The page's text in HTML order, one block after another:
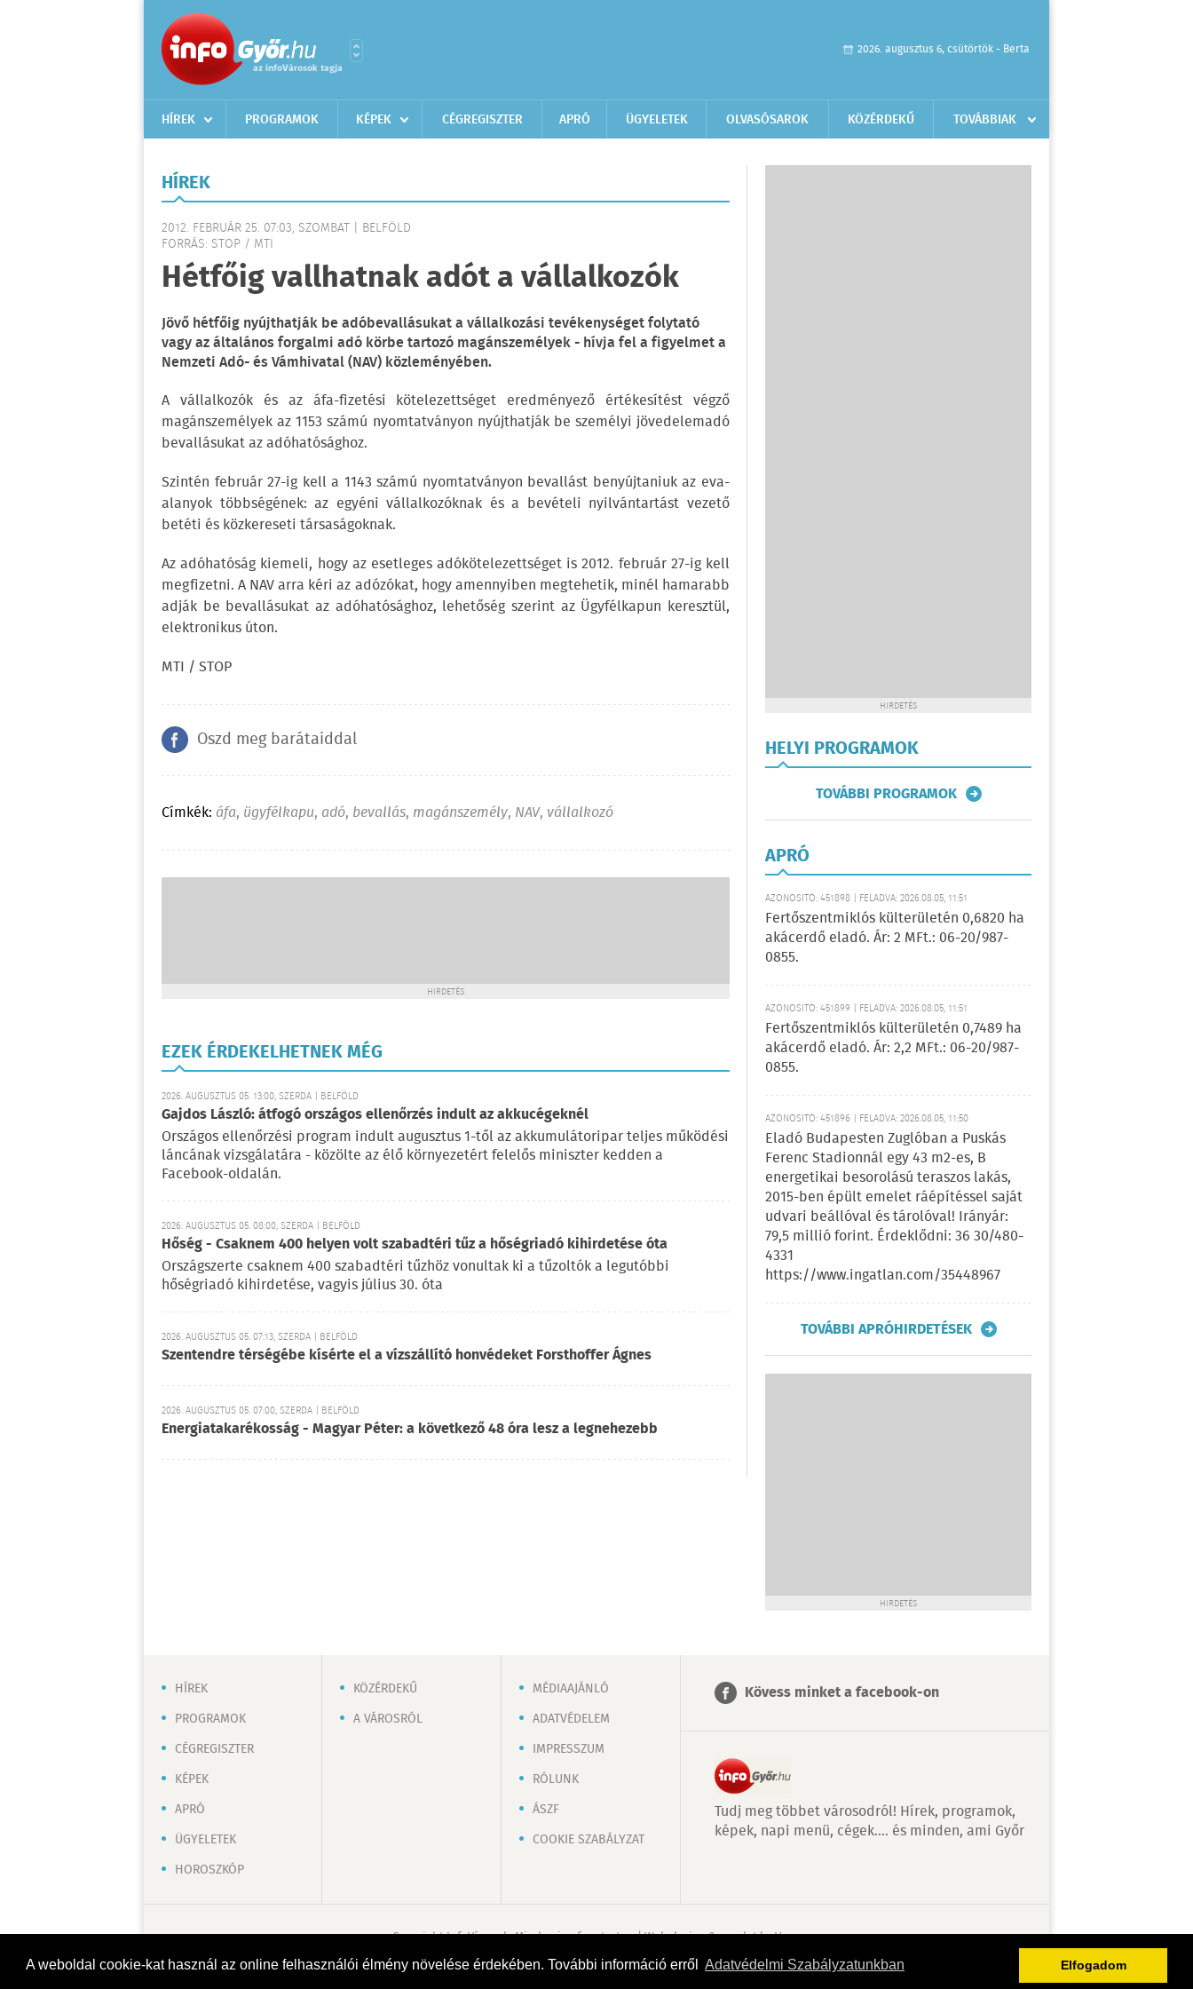
A weboldal cookie-kat használ az online felhasználói élmény növelése érdekében. További információ erről Adatvédelmi Szabályzatunkban Elfogadom
2026. augusztus 6, csütörtök - Berta
HÍREK PROGRAMOK KÉPEK CÉGREGISZTER APRÓ ÜGYELETEK OLVASÓSAROK KÖZÉRDEKŰ TOVÁBBIAK
HÍREK
2012. FEBRUÁR 25. 07:03, SZOMBAT | BELFÖLD
FORRÁS: STOP / MTI
Hétfőig vallhatnak adót a vállalkozók
Jövő hétfőig nyújthatják be adóbevallásukat a vállalkozási tevékenységet folytató
vagy az általános forgalmi adó körbe tartozó magánszemélyek - hívja fel a figyelmet a
Nemzeti Adó- és Vámhivatal (NAV) közleményében.
A vállalkozók és az áfa-fizetési kötelezettséget eredményező értékesítést végző
magánszemélyek az 1153 számú nyomtatványon nyújthatják be személyi jövedelemadó
bevallásukat az adóhatósághoz.
Szintén február 27-ig kell a 1143 számú nyomtatványon bevallást benyújtaniuk az eva-
alanyok többségének: az egyéni vállalkozóknak és a bevételi nyilvántartást vezető
betéti és közkereseti társaságoknak.
Az adóhatóság kiemeli, hogy az esetleges adókötelezettséget is 2012. február 27-ig kell
megfizetni. A NAV arra kéri az adózókat, hogy amennyiben megtehetik, minél hamarabb
adják be bevallásukat az adóhatósághoz, lehetőség szerint az Ügyfélkapun keresztül,
elektronikus úton.
MTI / STOP
Oszd meg barátaiddal
Címkék: áfa, ügyfélkapu, adó, bevallás, magánszemély, NAV, vállalkozó
HIRDETÉS
EZEK ÉRDEKELHETNEK MÉG
2026. AUGUSZTUS 05. 13:00, SZERDA | BELFÖLD
Gajdos László: átfogó országos ellenőrzés indult az akkucégeknél
Országos ellenőrzési program indult augusztus 1-től az akkumulátoripar teljes működési
láncának vizsgálatára - közölte az élő környezetért felelős miniszter kedden a
Facebook-oldalán.
2026. AUGUSZTUS 05. 08:00, SZERDA | BELFÖLD
Hőség - Csaknem 400 helyen volt szabadtéri tűz a hőségriadó kihirdetése óta
Országszerte csaknem 400 szabadtéri tűzhöz vonultak ki a tűzoltók a legutóbbi
hőségriadó kihirdetése, vagyis július 30. óta
2026. AUGUSZTUS 05. 07:13, SZERDA | BELFÖLD
Szentendre térségébe kísérte el a vízszállító honvédeket Forsthoffer Ágnes
2026. AUGUSZTUS 05. 07:00, SZERDA | BELFÖLD
Energiatakarékosság - Magyar Péter: a következő 48 óra lesz a legnehezebb
HIRDETÉS
HELYI PROGRAMOK
TOVÁBBI PROGRAMOK
APRÓ
AZONOSÍTÓ: 451898 | FELADVA: 2026.08.05, 11:51
Fertőszentmiklós külterületén 0,6820 ha
akácerdő eladó. Ár: 2 MFt.: 06-20/987-
0855.
AZONOSÍTÓ: 451899 | FELADVA: 2026.08.05, 11:51
Fertőszentmiklós külterületén 0,7489 ha
akácerdő eladó. Ár: 2,2 MFt.: 06-20/987-
0855.
AZONOSÍTÓ: 451896 | FELADVA: 2026.08.05, 11:50
Eladó Budapesten Zuglóban a Puskás
Ferenc Stadionnál egy 43 m2-es, B
energetikai besorolású teraszos lakás,
2015-ben épült emelet ráépítéssel saját
udvari beállóval és tárolóval! Irányár:
79,5 millió forint. Érdeklődni: 36 30/480-
4331
https://www.ingatlan.com/35448967
TOVÁBBI APRÓHIRDETÉSEK
HIRDETÉS
HÍREK
PROGRAMOK
CÉGREGISZTER
KÉPEK
APRÓ
ÜGYELETEK
HOROSZKÓP
KÖZÉRDEKŰ
A VÁROSRÓL
MÉDIAAJÁNLÓ
ADATVÉDELEM
IMPRESSZUM
RÓLUNK
ÁSZF
COOKIE SZABÁLYZAT
Kövess minket a facebook-on
Tudj meg többet városodról! Hírek, programok,
képek, napi menü, cégek…. és minden, ami Győr
Copyright InfoVárosok. Minden jog fenntartva. | Web design & arculat byVoov